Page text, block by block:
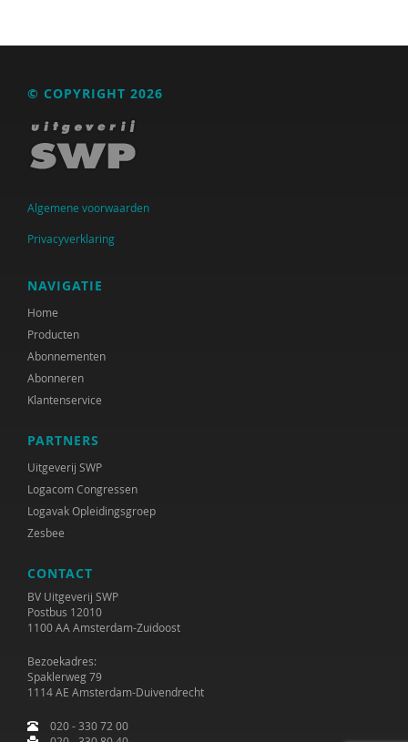
© COPYRIGHT 2026
Algemene voorwaarden
Privacyverklaring
NAVIGATIE
Home
Producten
Abonnementen
Abonneren
Klantenservice
PARTNERS
Uitgeverij SWP
Logacom Congressen
Logavak Opleidingsgroep
Zesbee
CONTACT
BV Uitgeverij SWP
Postbus 12010
1100 AA Amsterdam-Zuidoost
Bezoekadres:
Spaklerweg 79
1114 AE Amsterdam-Duivendrecht
020 - 330 72 00